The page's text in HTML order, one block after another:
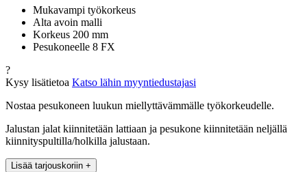
Mukavampi työkorkeus
Alta avoin malli
Korkeus 200 mm
Pesukoneelle 8 FX
?
Kysy lisätietoa Katso lähin myyntiedustajasi
Nostaa pesukoneen luukun miellyttävämmälle työkorkeudelle.
Jalustan jalat kiinnitetään lattiaan ja pesukone kiinnitetään neljällä
kiinnityspultilla/holkilla jalustaan.
Lisää tarjouskoriin +